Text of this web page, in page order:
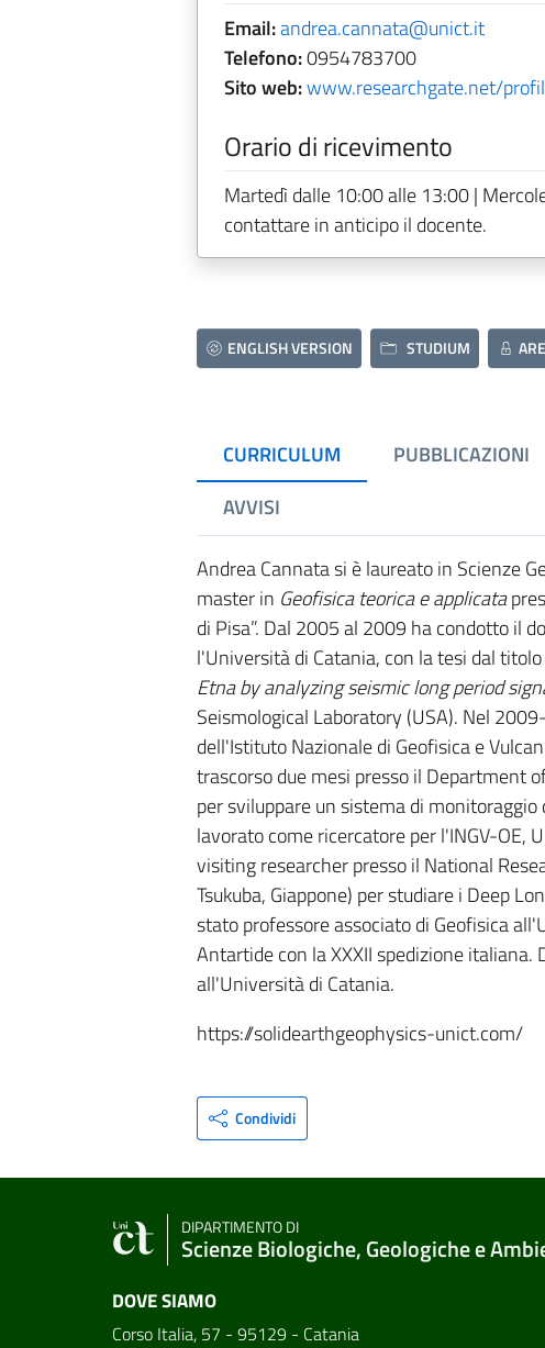
Email:andrea.cannata@unict.it
Telefono:0954783700
Sito web:www.researchgate.net/
Orario di ricevimento
Martedì dalle 10:00 alle 13:00 |
contattare in anticipo il docente.
ENGLISH VERSION STUDIUM
CURRICULUM PUBBLICAZIONI
AVVISI
Andrea Cannata si è laureato in Scienze
master in Geofisica teorica e applicata
di Pisa”. Dal 2005 al 2009 ha condotto il
l'Università di Catania, con la tesi dal titolo
Etna by analyzing seismic long period
Seismological Laboratory (USA). Nel
dell'Istituto Nazionale di Geofisica e
trascorso due mesi presso il Department
per sviluppare un sistema di
lavorato come ricercatore per l'INGV-OE,
visiting researcher presso il National
Tsukuba, Giappone) per studiare i Deep
stato professore associato di Geofisica
Antartide con la XXXII spedizione
all'Università di Catania.
https://solidearthgeophysics-unict.com/
Condividi
DIPARTIMENTO DI
Scienze Biologiche, Geologiche e
DOVE SIAMO
Corso Italia, 57 - 95129 - Catania